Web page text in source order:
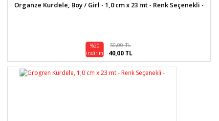
Organze Kurdele, Boy / Girl - 1,0 cm x 23 mt - Renk Seçenekli -
%20
indirim
50,00 TL
40,00 TL